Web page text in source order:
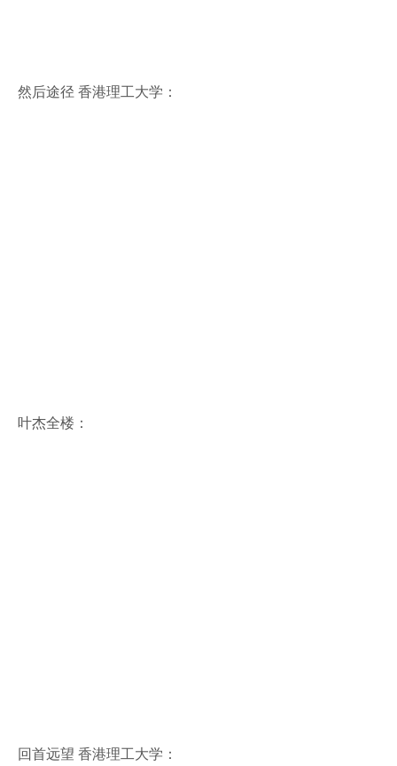
然后途径 香港理工大学：
叶杰全楼：
回首远望 香港理工大学：